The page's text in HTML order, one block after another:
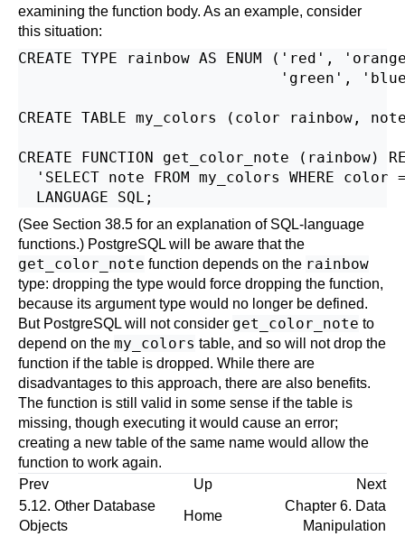
examining the function body. As an example, consider
this situation:
CREATE TYPE rainbow AS ENUM ('red',
'green',
CREATE TABLE my_colors (color rainbow,
CREATE FUNCTION get_color_note (rainbow)
'SELECT note FROM my_colors WHERE color
(See Section 38.5 for an explanation of SQL-language
functions.) PostgreSQL will be aware that the
get_color_note function depends on the rainbow
type: dropping the type would force dropping the function,
because its argument type would no longer be defined.
But PostgreSQL will not consider get_color_note to
depend on the my_colors table, and so will not drop the
function if the table is dropped. While there are
disadvantages to this approach, there are also benefits.
The function is still valid in some sense if the table is
missing, though executing it would cause an error;
creating a new table of the same name would allow the
function to work again.
Prev
Up
Next
5.12. Other Database
Objects
Home
Chapter 6. Data
Manipulation